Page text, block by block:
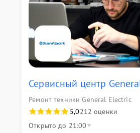
Сервисный центр
Ремонт техники General Electric
5,0212 оценки
Открыто до 21:00